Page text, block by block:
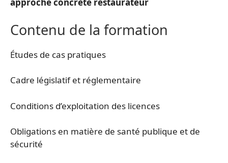
Contenu de la formation
Études de cas pratiques
Cadre législatif et réglementaire
Conditions d’exploitation des licences
Obligations en matière de santé publique et de
sécurité